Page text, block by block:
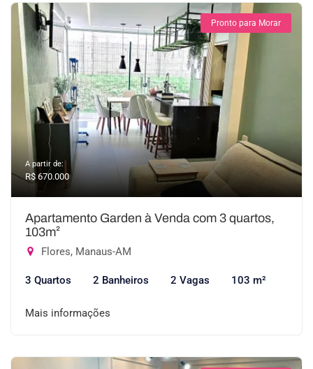
Pronto para Morar
A partir de:
R$ 670.000
Apartamento Garden à Venda com 3 quartos,
103m²
Flores, Manaus-AM
3 Quartos 2 Banheiros 2 Vagas 103 m²
Mais informações